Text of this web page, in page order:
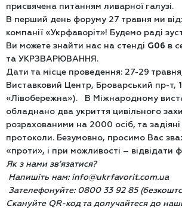
присвячена питанням ливарної галузі.
В перший день форуму 27 травня ми
компанії «Укрфаворіт»! Будемо раді
Ви можете знайти нас на стенді G06 в
та УКРЗВАРЮВАННЯ.
Дати та місце проведення: 27-29
Виставковий Центр, Броварський пр-т,
«Лівобережна»). В Міжнародному
обладнано два укриття цивільного
розрахованими на 2000 осіб, та задіяні
протоколи. Безумовно, просимо Вас
«проти», і при можливості – відвідати
Як з нами зв’язатися?
Напишіть нам: info@ukrfavorit.com.ua
Зателефонуйте: 0800 33 92 85
Скануйте QR-код та долучайтеся до